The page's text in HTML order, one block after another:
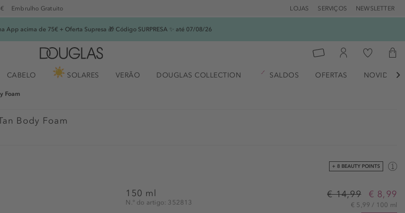
Embrulho Gratuito LOJAS SERVIÇOS NEWSLETTER
App acima de 75€ + Oferta Supresa 🎁 Código SURPRESA ✨ até 07/08/26
CABELO SOLARES VERÃO DOUGLAS COLLECTION SALDOS OFERTAS 
Foam
Body Foam
+ 8 BEAUTY POINTS
150 ml
N.° do artigo: 352813
€ 14,99 € 8,99
€ 5,99 / 100 ml